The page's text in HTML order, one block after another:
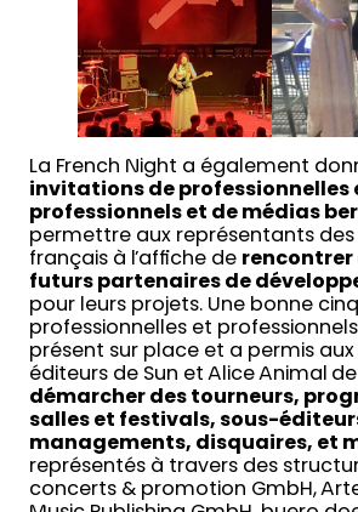
La French Night a également
invitations de professionnelles
professionnels et de médias
permettre aux représentants
français à l’affiche de rencontrer
futurs partenaires de
pour leurs projets. Une bonne
professionnelles et
présent sur place et a permis
éditeurs de Sun et Alice Animal de
démarcher des tourneurs,
salles et festivals, sous-
managements, disquaires, et
représentés à travers des
concerts & promotion GmbH,